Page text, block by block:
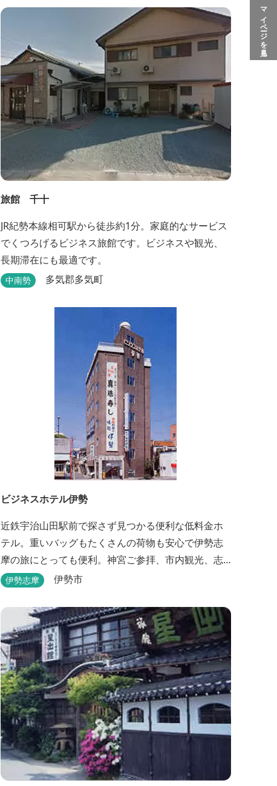
マイページを見る
旅館 千十
JR紀勢本線相可駅から徒歩約1分。家庭的なサービス
でくつろげるビジネス旅館です。ビジネスや観光、
長期滞在にも最適です。
中南勢 多気郡多気町
ビジネスホテル伊勢
近鉄宇治山田駅前で探さず見つかる便利な低料金ホ
テル。重いバッグもたくさんの荷物も安心で伊勢志
摩の旅にとっても便利。神宮ご参拝、市内観光、志
摩方面へのお出かけに最適です。
伊勢志摩 伊勢市